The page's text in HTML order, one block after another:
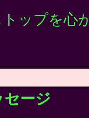
ップを心
セージ